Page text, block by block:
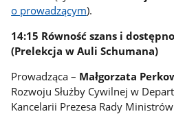
o prowadzącym).
14:15 Równość szans i
(Prelekcja w Auli Schumana)
Prowadząca – Małgorzata
Rozwoju Służby Cywilnej w
Kancelarii Prezesa Rady